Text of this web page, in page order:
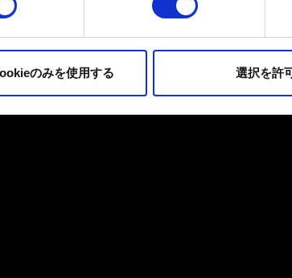
に、オプションとして技術的およびコンテンツ
許可なくこれらのオプションが有効になることは
のみを使用する 選択を許